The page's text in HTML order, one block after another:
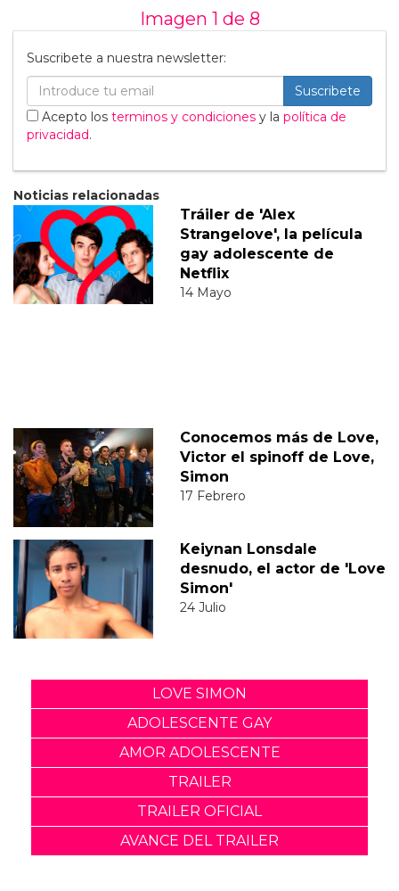
Imagen 1 de 8
Suscribete a nuestra newsletter:
Suscribete
Acepto los terminos y condiciones y la política de
privacidad.
Noticias relacionadas
Tráiler de 'Alex
Strangelove', la película
gay adolescente de
Netflix
14 Mayo
Conocemos más de Love,
Victor el spinoff de Love,
Simon
17 Febrero
Keiynan Lonsdale
desnudo, el actor de 'Love
Simon'
24 Julio
LOVE SIMON
ADOLESCENTE GAY
AMOR ADOLESCENTE
TRAILER
TRAILER OFICIAL
AVANCE DEL TRAILER